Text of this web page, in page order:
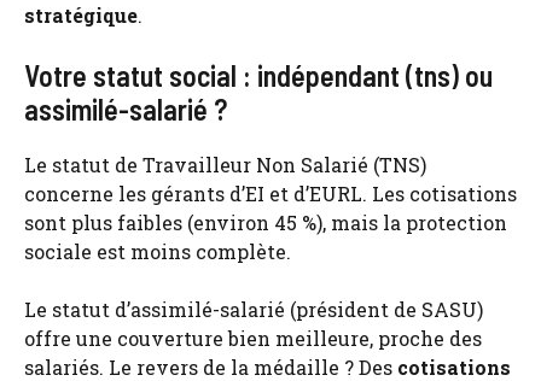
stratégique.
Votre statut social : indépendant (tns) ou
assimilé-salarié ?
Le statut de Travailleur Non Salarié (TNS)
concerne les gérants d’EI et d’EURL. Les cotisations
sont plus faibles (environ 45 %), mais la protection
sociale est moins complète.
Le statut d’assimilé-salarié (président de SASU)
offre une couverture bien meilleure, proche des
salariés. Le revers de la médaille ? Des cotisations